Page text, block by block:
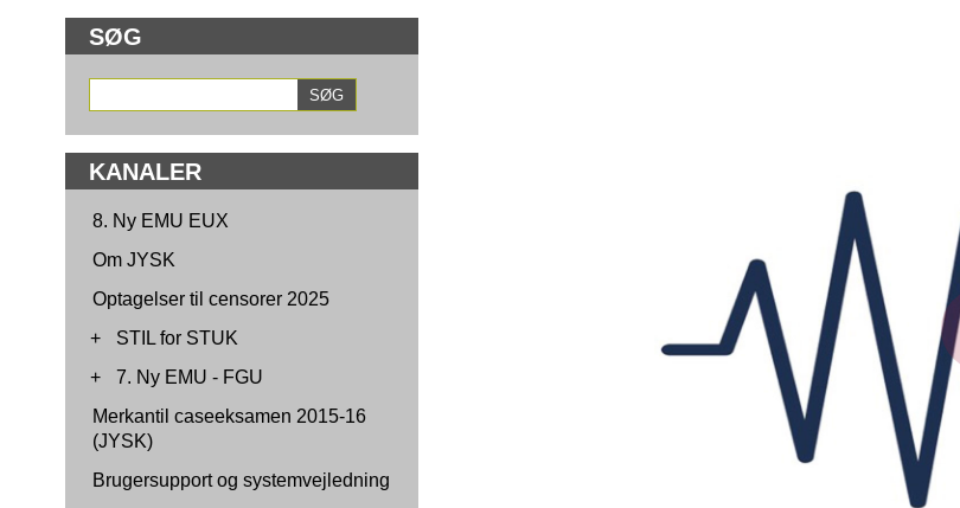
SØG
KANALER
8. Ny EMU EUX
Om JYSK
Optagelser til censorer 2025
+
STIL for STUK
+
7. Ny EMU - FGU
Merkantil caseeksamen 2015-16
(JYSK)
Brugersupport og systemvejledning